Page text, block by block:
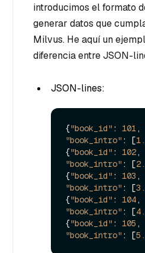
introducimos el formato
generar datos que
Milvus. He aquí un
diferencia entre JSON-
JSON-lines:
{"book_id" : 101,
"book_intro" : [
{"book_id" : 102,
"book_intro" : [
{"book_id" : 103 ,
"book_intro" : [
{"book_id" : 104,
"book_intro" : [
{"book_id" : 105 ,
"book_intro" : [